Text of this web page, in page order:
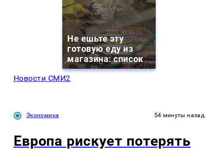
Не ешьте эту
готовую еду из
магазина: список
Новости СМИ2
Экономика 54 минуты назад
Европа рискует потерять